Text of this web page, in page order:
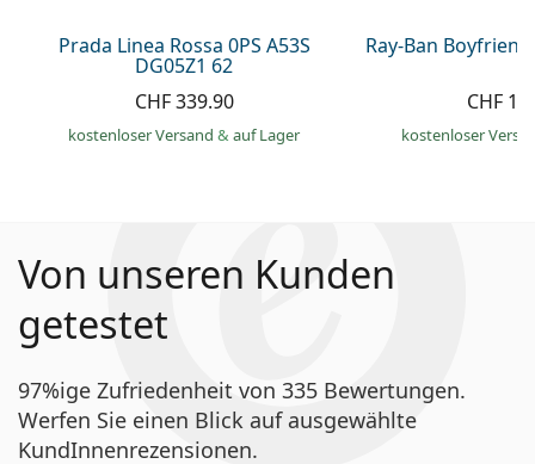
Prada Linea Rossa 0PS A53S
DG05Z1 62
CHF 339.90
kostenloser Versand& auf Lager
Ray-Ban
CHF
kostenloser
Von unseren Kunden
getestet
97%ige Zufriedenheit von 335 Bewertungen.
Werfen Sie einen Blick auf ausgewählte
KundInnenrezensionen.